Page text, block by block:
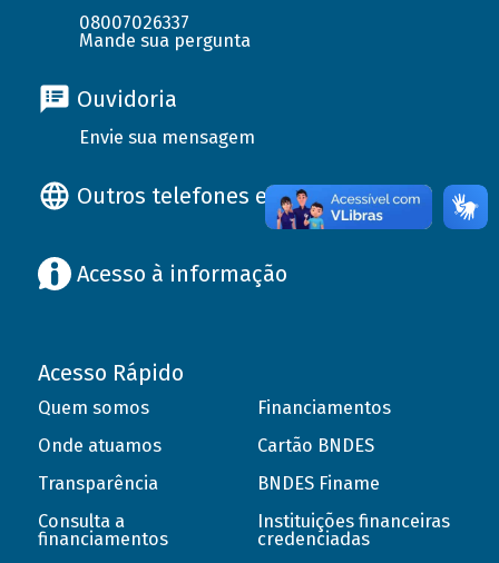
08007026337
Mande sua pergunta
Ouvidoria
Envie sua mensagem
Outros telefones e endereços
Acesso à informação
Acesso Rápido
Quem somos
Onde atuamos
Transparência
Consulta a
financiamentos
Financiamentos
Cartão BNDES
BNDES Finame
Instituições financeiras
credenciadas